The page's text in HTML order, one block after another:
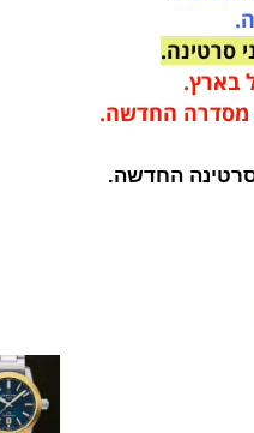
כתר מפתח הברגה
החדשה.
החדשה.